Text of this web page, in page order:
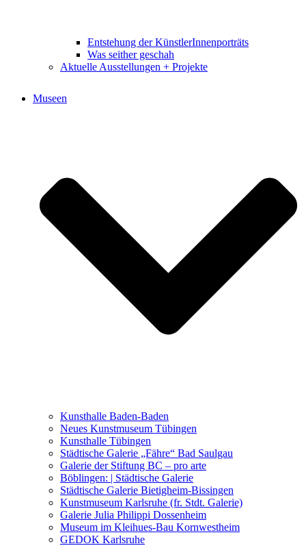
Entstehung der KünstlerInnenporträts
Was seither geschah
Aktuelle Ausstellungen + Projekte
Was seither geschah
Kunstwettbewerbe, Ausschreibungen für Künstler
Museen
Kunsthalle Baden-Baden
Neues Kunstmuseum Tübingen
Kunsthalle Tübingen
Städtische Galerie „Fähre“ Bad Saulgau
Galerie der Stiftung BC – pro arte
Böblingen: | Städtische Galerie
Städtische Galerie Bietigheim-Bissingen
Kunstmuseum Karlsruhe (fr. Stdt. Galerie)
Galerie Julia Philippi Dossenheim
Museum im Kleihues-Bau Kornwestheim
GEDOK Karlsruhe